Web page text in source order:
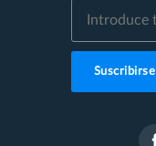
Suscribirse